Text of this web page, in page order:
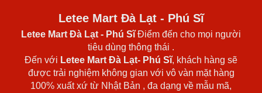
Letee Mart Đà Lạt - Phú Sĩ
Letee Mart Đà Lạt - Phú SĩĐiểm đến cho mọi người
tiêu dùng thông thái .
Đến với Letee Mart Đà Lạt- Phú Sĩ, khách hàng sẽ
được trải nghiệm không gian với vô vàn mặt hàng
100% xuất xứ từ Nhật Bản , đa dạng về mẫu mã,